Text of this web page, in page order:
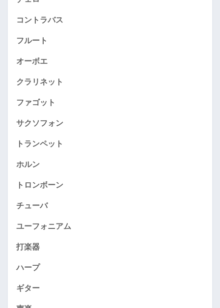
コントラバス
フルート
オーボエ
クラリネット
ファゴット
サクソフォン
トランペット
ホルン
トロンボーン
チューバ
ユーフォニアム
打楽器
ハープ
ギター